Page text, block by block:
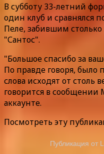
В субботу 33-летний
один клуб и сравнялся
Пеле, забившим столько
"Сантос".
"Большое спасибо за
По правде говоря, было
слова исходят от столь
говорится в
аккаунте.
Посмотреть эту
Публикация от